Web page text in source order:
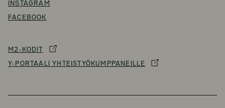
INSTAGRAM
FACEBOOK
M2-KODIT
Y-PORTAALI YHTEISTYÖKUMPPANEILLE